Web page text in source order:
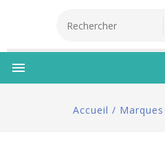
Accueil / Marques